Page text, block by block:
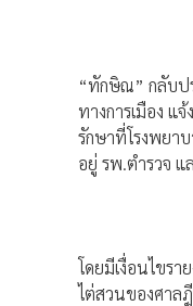
“ทักษิณ” กลับป
ทางการเมือง แ
รักษาที่โรงพยา
อยู่ รพ.ตำรวจ
โดยมีเงื่อนไขร
ไต่สวนของศาล